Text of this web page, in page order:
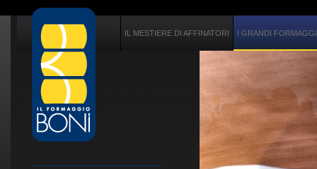
IL MESTIERE DI AFFINATORI I GRANDI